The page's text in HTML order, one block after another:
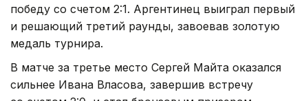
победу со счетом 2:1. Аргентинец выиграл первый
и решающий третий раунды, завоевав золотую
медаль турнира.
В матче за третье место Сергей Майта оказался
сильнее Ивана Власова, завершив встречу